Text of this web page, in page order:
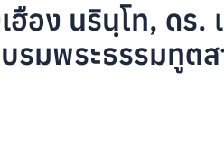
ฮือง นรินฺโท, ดร
รมพระธรรมทูต